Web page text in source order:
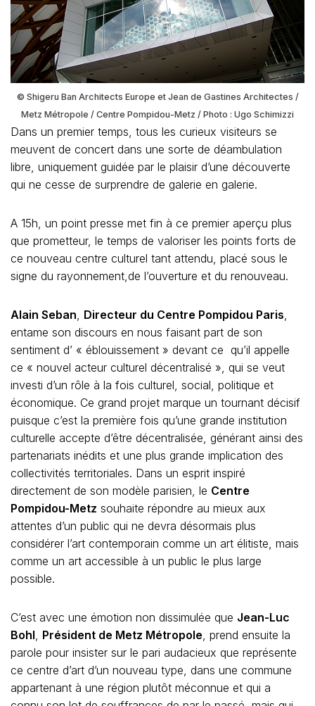
© Shigeru Ban Architects Europe et Jean de Gastines Architectes /
Metz Métropole / Centre Pompidou-Metz / Photo : Ugo Schimizzi
Dans un premier temps, tous les curieux visiteurs se
meuvent de concert dans une sorte de déambulation
libre, uniquement guidée par le plaisir d’une découverte
qui ne cesse de surprendre de galerie en galerie.
A 15h, un point presse met fin à ce premier aperçu plus
que prometteur, le temps de valoriser les points forts de
ce nouveau centre culturel tant attendu, placé sous le
signe du rayonnement,de l’ouverture et du renouveau.
Alain Seban, Directeur du Centre Pompidou Paris,
entame son discours en nous faisant part de son
sentiment d’ « éblouissement » devant ce qu’il appelle
ce « nouvel acteur culturel décentralisé », qui se veut
investi d’un rôle à la fois culturel, social, politique et
économique. Ce grand projet marque un tournant décisif
puisque c’est la première fois qu’une grande institution
culturelle accepte d’être décentralisée, générant ainsi des
partenariats inédits et une plus grande implication des
collectivités territoriales. Dans un esprit inspiré
directement de son modèle parisien, le Centre
Pompidou-Metz souhaite répondre au mieux aux
attentes d’un public qui ne devra désormais plus
considérer l’art contemporain comme un art élitiste, mais
comme un art accessible à un public le plus large
possible.
C’est avec une émotion non dissimulée que Jean-Luc
Bohl, Président de Metz Métropole, prend ensuite la
parole pour insister sur le pari audacieux que représente
ce centre d’art d’un nouveau type, dans une commune
appartenant à une région plutôt méconnue et qui a